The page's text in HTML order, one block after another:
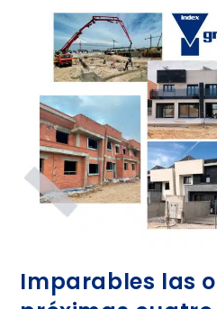
Imparables las